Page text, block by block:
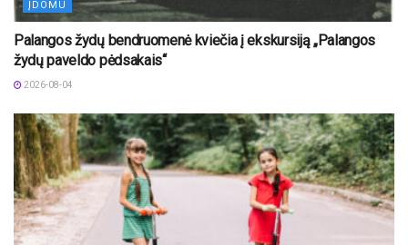
ĮDOMU
Palangos žydų bendruomenė kviečia į ekskursiją „Palangos
žydų paveldo pėdsakais“
2026-08-04